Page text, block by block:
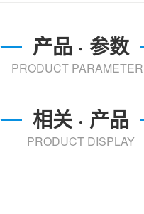
产品 · 参数
PRODUCT
相关 · 产品
PRODUCT DISPLAY